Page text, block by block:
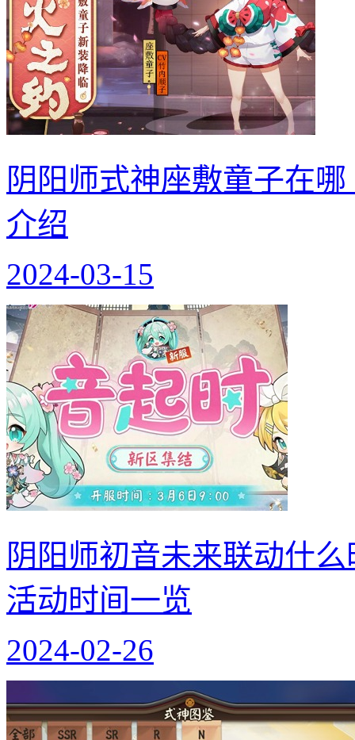
阴阳师式神座敷童子在
介绍
2024-03-15
阴阳师初音未来联动什
活动时间一览
2024-02-26